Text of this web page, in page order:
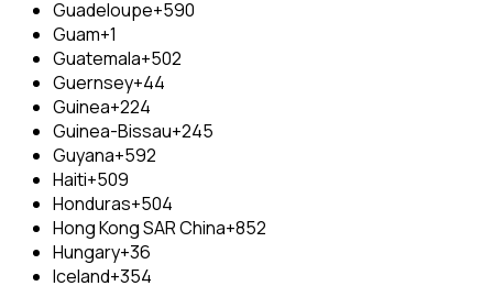
Guadeloupe+590
Guam+1
Guatemala+502
Guernsey+44
Guinea+224
Guinea-Bissau+245
Guyana+592
Haiti+509
Honduras+504
Hong Kong SAR China+852
Hungary+36
Iceland+354